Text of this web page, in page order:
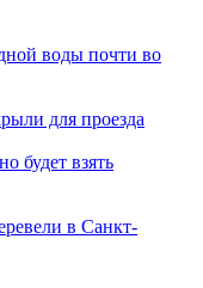
воды почти во
для проезда
будет взять
в Санкт-